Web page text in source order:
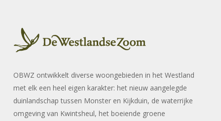
OBWZ ontwikkelt diverse woongebieden in het Westland
met elk een heel eigen karakter: het nieuw aangelegde
duinlandschap tussen Monster en Kijkduin, de waterrijke
omgeving van Kwintsheul, het boeiende groene